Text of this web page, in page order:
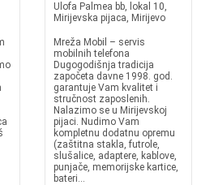
Ulofa Palmea bb, lokal 10,
Mirijevska pijaca, Mirijevo
Mreža Mobil – servis
mobilnih telefona
Dugogodišnja tradicija
započeta davne 1998. god.
garantuje Vam kvalitet i
stručnost zaposlenih.
Nalazimo se u Mirijevskoj
pijaci. Nudimo Vam
kompletnu dodatnu opremu
(zaštitna stakla, futrole,
slušalice, adaptere, kablove,
punjače, memorijske kartice,
bateri...